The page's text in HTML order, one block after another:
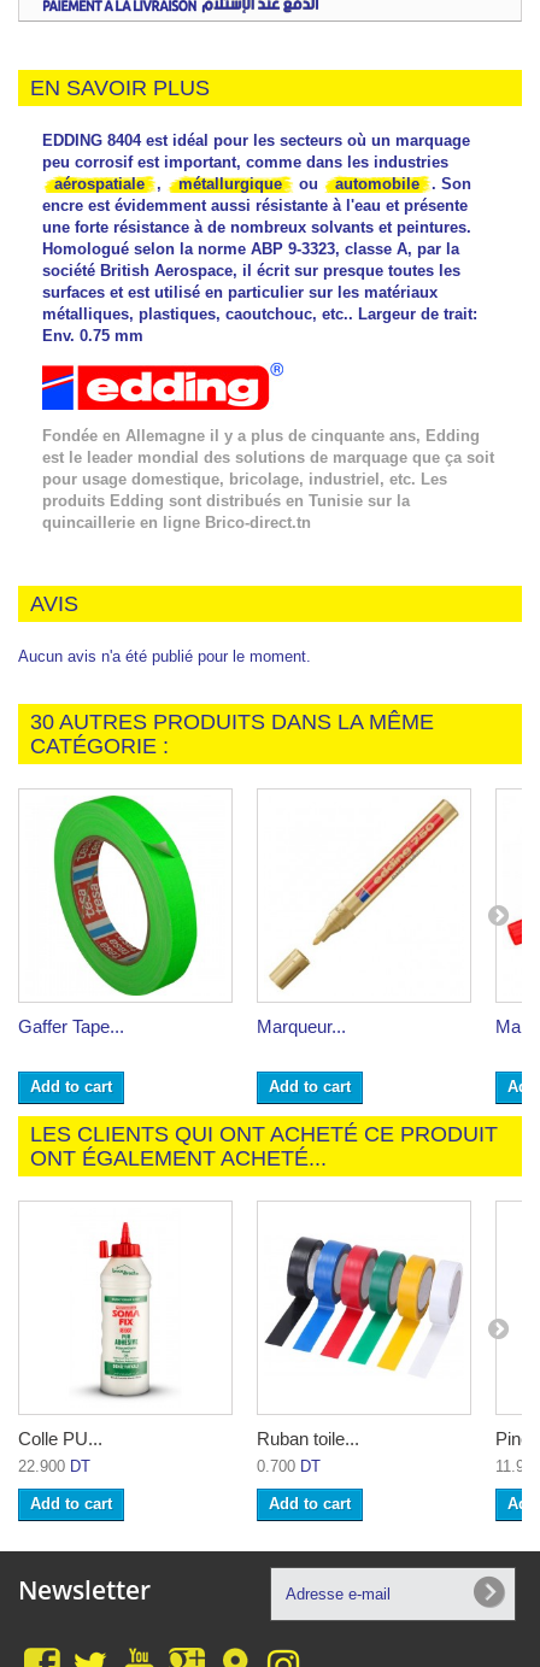
EN SAVOIR PLUS
EDDING 8404 est idéal pour les secteurs où un marquage
peu corrosif est important, comme dans les industries
aérospatiale
, métallurgique ou automobile
. Son
encre est évidemment aussi résistante à l'eau et présente
une forte résistance à de nombreux solvants et peintures.
Homologué selon la norme ABP 9-3323, classe A, par la
société British Aerospace, il écrit sur presque toutes les
surfaces et est utilisé en particulier sur les matériaux
métalliques, plastiques, caoutchouc, etc.. Largeur de trait:
Env. 0.75 mm
Fondée en Allemagne il y a plus de cinquante ans, Edding
est le leader mondial des solutions de marquage que ça soit
pour usage domestique, bricolage, industriel, etc. Les
produits Edding sont distribués en Tunisie sur la
quincaillerie en ligne Brico-direct.tn
AVIS
Aucun avis n'a été publié pour le moment.
30 AUTRES PRODUITS DANS LA MÊME
CATÉGORIE :
Gaffer Tape...
Add to cart
Marqueur...
Add to cart
LES CLIENTS QUI ONT ACHETÉ CE PRODUIT
ONT ÉGALEMENT ACHETÉ...
Colle PU...
22.900 DT
Add to cart
Ruban toile...
0.700 DT
Add to cart
11.900
Newsletter